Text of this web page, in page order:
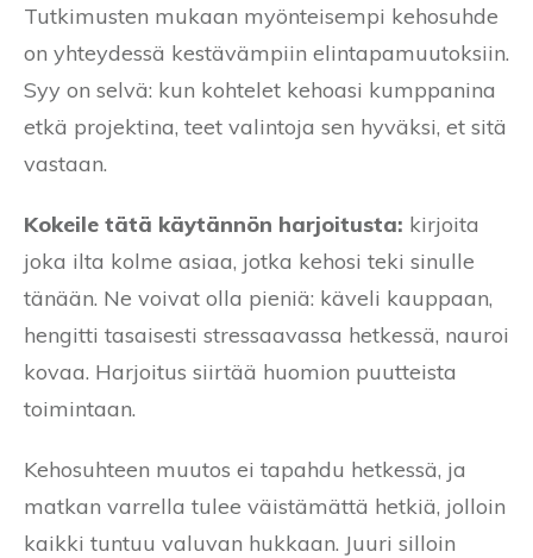
Tutkimusten mukaan myönteisempi kehosuhde
on yhteydessä kestävämpiin elintapamuutoksiin.
Syy on selvä: kun kohtelet kehoasi kumppanina
etkä projektina, teet valintoja sen hyväksi, et sitä
vastaan.
Kokeile tätä käytännön harjoitusta: kirjoita
joka ilta kolme asiaa, jotka kehosi teki sinulle
tänään. Ne voivat olla pieniä: käveli kauppaan,
hengitti tasaisesti stressaavassa hetkessä, nauroi
kovaa. Harjoitus siirtää huomion puutteista
toimintaan.
Kehosuhteen muutos ei tapahdu hetkessä, ja
matkan varrella tulee väistämättä hetkiä, jolloin
kaikki tuntuu valuvan hukkaan. Juuri silloin